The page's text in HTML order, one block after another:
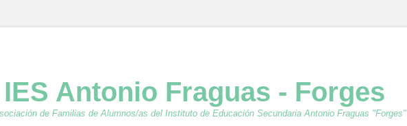
Antonio Fraguas - Forges
de Familias de Alumnos/as del Instituto de Educación Secundaria Antonio Fraguas "Forges"